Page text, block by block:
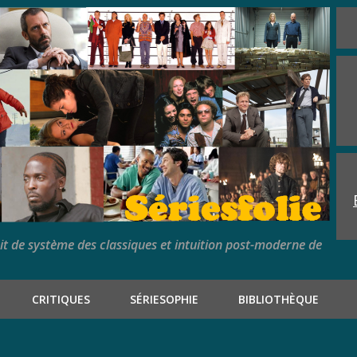
système des classiques et intuition post-moderne de
CRITIQUES SÉRIESOPHIE BIBLIOTHÈQUE